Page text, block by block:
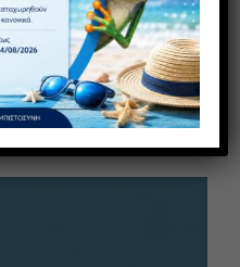
ZN 3246 C4
30,00€ με ΦΠΑ